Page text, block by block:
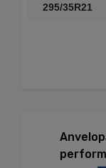
295/35R21